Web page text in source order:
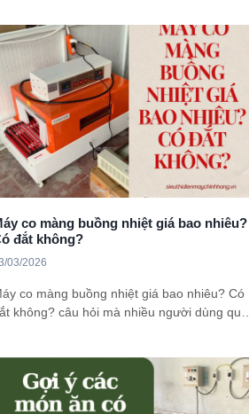
cấp máy co màng nên lựa chọn? cùng
tìm hiểu nhanh
qua bài viết này nhé!
co màng buồng nhiệt giá bao nhiêu?
đắt không?
03/2026
co màng buồng nhiệt giá bao nhiêu? Có
không? câu hỏi mà nhiều người dùng quan
trong bài viết dưới đây. Tham khảo ngay nhé!